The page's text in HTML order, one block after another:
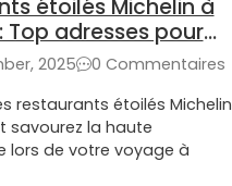
étoilés Michelin à
Top adresses pour
culinaire unique
2025
0 Commentaires
restaurants étoilés Michelin
savourez la haute
lors de votre voyage à